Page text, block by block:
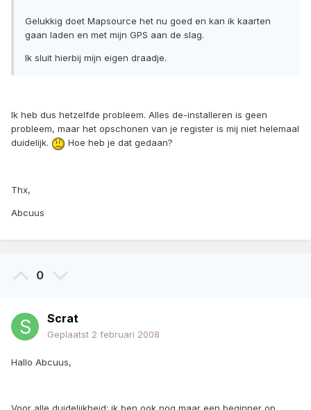
Gelukkig doet Mapsource het nu goed en kan ik kaarten
gaan laden en met mijn GPS aan de slag.
Ik sluit hierbij mijn eigen draadje.
Ik heb dus hetzelfde probleem. Alles de-installeren is geen
probleem, maar het opschonen van je register is mij niet helemaal
duidelijk.
Hoe heb je dat gedaan?
Thx,
Abcuus
0
Scrat
Geplaatst 2 februari 2008
Hallo Abcuus,